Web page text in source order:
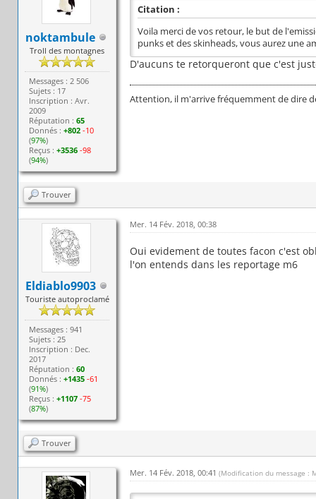
noktambule
Troll des montagnes
Messages : 2 506
Sujets : 17
Inscription : Avr.
2009
Réputation :65
Donnés :+802 -10
(97%)
Reçus :+3536 -98
(94%)
Citation :
Voila merci de vos retour, le but de
punks et des skinheads, vous aurez une
D'aucuns te retorqueront que c'est
Attention, il m'arrive fréquemment de dire
Trouver
Eldiablo9903
Touriste autoproclamé
Messages : 941
Sujets : 25
Inscription : Dec.
2017
Réputation :60
Donnés :+1435 -61
(91%)
Reçus :+1107 -75
(87%)
Mer. 14 Fév. 2018, 00:38
Oui evidement de toutes facon c'est
l'on entends dans les reportage m6
Trouver
Mer. 14 Fév. 2018, 00:41 (Modification du message :